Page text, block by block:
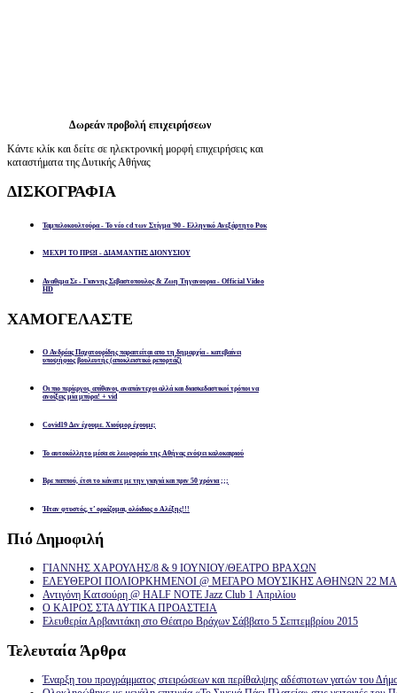
Δωρεάν προβολή επιχειρήσεων
Κάντε κλίκ και δείτε σε ηλεκτρονική μορφή επιχειρήσεις και
καταστήματα της Δυτικής Αθήνας
ΔΙΣΚΟΓΡΑΦΙΑ
Ταμπελοκουλτούρα - Το νέο cd των Στίγμα '90 - Ελληνικό Ανεξάρτητο Ροκ
ΜΕΧΡΙ ΤΟ ΠΡΩΙ - ΔΙΑΜΑΝΤΗΣ ΔΙΟΝΥΣΙΟΥ
Αναθεμα Σε - Γιαννης Σεβαστοπουλος & Ζωη Τηγανουρια - Official Video
HD
ΧΑΜΟΓΕΛΑΣΤΕ
Ο Ανδρέας Παχατουρίδης παραιτείται απο τη δημαρχία - κατεβαίνει
υποψήφιος βουλευτής (αποκλειστικό ρεπορτάζ)
Οι πιο περίεργοι, απίθανοι, αναπάντεχοι αλλά και διασκεδαστικοί τρόποι να
ανοίξεις μία μπύρα! + vid
Covid19 Δεν έχουμε. Χιούμορ έχουμε;
Το αυτοκόλλητο μέσα σε λεωφορείο της Αθήνας ενόψει καλοκαιριού
Βρε παππού, έτσι το κάνατε με την γιαγιά και πριν 50 χρόνια ;;;
Ήταν φτυστός, τ’ ορκίζομαι, ολόιδιος ο Αλέξης!!!
Πιό Δημοφιλή
ΓΙΑΝΝΗΣ ΧΑΡΟΥΛΗΣ/8 & 9 ΙΟΥΝΙΟΥ/ΘΕΑΤΡΟ ΒΡΑΧΩΝ
ΕΛΕΥΘΕΡΟΙ ΠΟΛΙΟΡΚΗΜΕΝΟΙ @ ΜΕΓΑΡΟ ΜΟΥΣΙΚΗΣ ΑΘΗΝΩΝ 22
Αντιγόνη Κατσούρη @ HALF NOTE Jazz Club 1 Απριλίου
Ο ΚΑΙΡΟΣ ΣΤΑ ΔΥΤΙΚΑ ΠΡΟΑΣΤΕΙΑ
Ελευθερία Αρβανιτάκη στο Θέατρο Βράχων Σάββατο 5 Σεπτεμβρίου 2015
Τελευταία Άρθρα
Έναρξη του προγράμματος στειρώσεων και περίθαλψης αδέσποτων γατών του